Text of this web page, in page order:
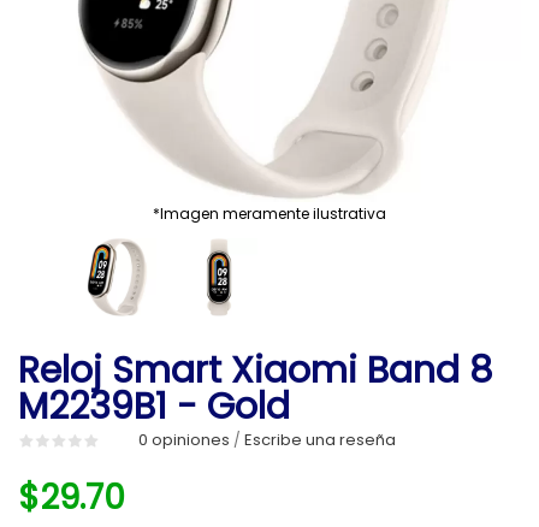
*Imagen meramente ilustrativa
Reloj Smart Xiaomi Band 8
M2239B1 - Gold
0 opiniones / Escribe una reseña
$29.70